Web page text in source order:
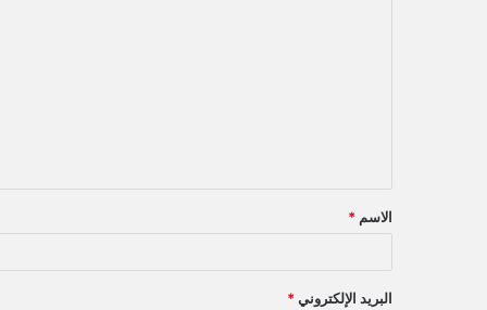
ق
*
الاسم *
البريد الإلكتروني *